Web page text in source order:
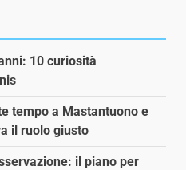
10 curiosità
tempo a Mastantuono e
il ruolo giusto
il piano per